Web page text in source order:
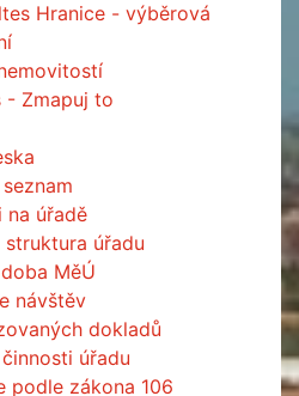
Hranice - výběrová
- Zmapuj to
na úřadě
struktura úřadu
MěÚ
návštěv
dokladů
úřadu
podle zákona 106